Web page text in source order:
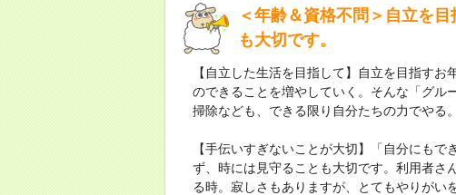
＜年齢＆資格不問＞自立を
も大切です。
【自立した生活を目指して】自立を目指す
のできることを増やしていく。そんな「グル
掃除なども、できる限り自分たちの力でやる
【手伝いすぎないことが大切】「自分にも
ず、時には見守ることも大切です。利用者さ
る時。寂しさもありますが、とてもやりがい